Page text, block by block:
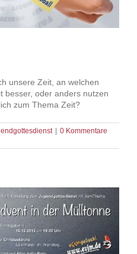
unsere Zeit, an welchen
besser, oder anders nutzen
zum Thema Zeit?
| 0 Kommentare